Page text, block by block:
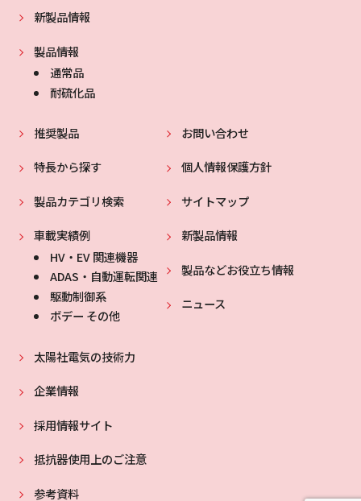
新製品情報
製品情報
通常品
耐硫化品
推奨製品
特長から探す
製品カテゴリ検索
車載実績例
HV・EV 関連機器
ADAS・自動運転関連
駆動制御系
ボデー その他
太陽社電気の技術力
企業情報
採用情報サイト
抵抗器使用上のご注意
参考資料
お問い合わせ
個人情報保護方針
サイトマップ
新製品情報
製品などお役立ち情報
ニュース